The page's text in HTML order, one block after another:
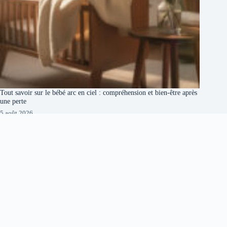
Tout savoir sur le bébé arc en ciel : compréhension et bien-être après
une perte
5 août 2026